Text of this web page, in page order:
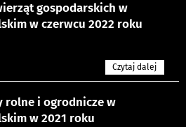
gospodarskich w
w czerwcu 2022 roku
Czytaj dalej
rolne i ogrodnicze w
w 2021 roku